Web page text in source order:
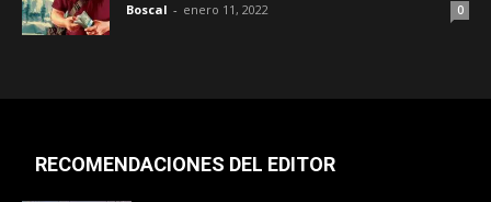
Boscal - enero 11, 2022 0
RECOMENDACIONES DEL EDITOR